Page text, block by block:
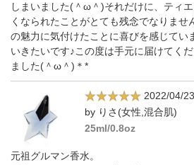
しまいました(＾ω＾)それだけに、ティ
くなられたことがとても残念でなりませ
の魅力に気付けたことに喜びを感じてい
いきたいです♪この度は手元に届けてく
ました(＾ω＾)＊*
2022/04/23
by りさ(女性,混合肌)
25ml/0.8oz
元祖グルマン香水。